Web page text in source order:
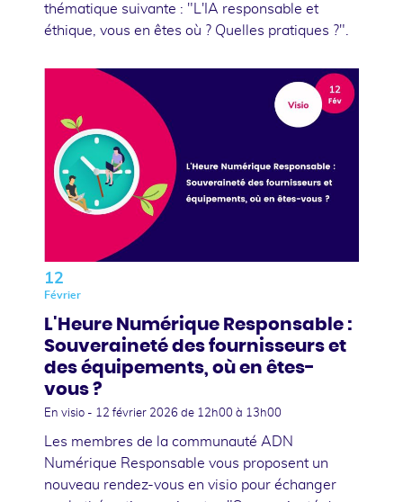
thématique suivante : "L'IA responsable et
éthique, vous en êtes où ? Quelles pratiques ?".
12
Février
L'Heure Numérique Responsable :
Souveraineté des fournisseurs et
des équipements, où en êtes-
vous ?
En visio - 12 février 2026 de 12h00 à 13h00
Les membres de la communauté ADN
Numérique Responsable vous proposent un
nouveau rendez-vous en visio pour échanger